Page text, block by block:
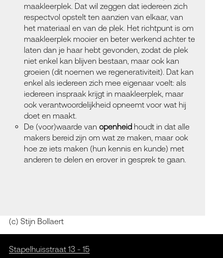
maakleerplek. Dat wil zeggen dat iedereen zich
respectvol opstelt ten aanzien van elkaar, van
het materiaal en van de plek. Het richtpunt is om
maakleerplek mooier en beter werkend achter te
laten dan je haar hebt gevonden, zodat de plek
niet enkel kan blijven bestaan, maar ook kan
groeien (dit noemen we regenerativiteit). Dat kan
enkel als iedereen zich mee eigenaarvoelt: als
iedereen inspraak krijgt in maakleerplek, maar
ook verantwoordelijkheid opneemt voor wat hij
doet en maakt.
De (voor)waarde van openheidhoudt in dat alle
makers bereid zijn om wat ze maken, maar ook
hoe ze iets maken (hun kennis en kunde) met
anderen te delen en erover in gesprek te gaan.
(c) Stijn Bollaert
Stapelhuisstraat 13 - 15